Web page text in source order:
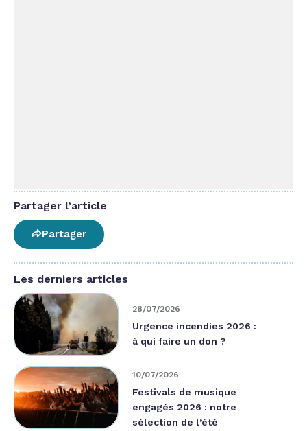
Partager l’article
Partager
Les derniers articles
28/07/2026
Urgence incendies 2026 :
à qui faire un don ?
10/07/2026
Festivals de musique
engagés 2026 : notre
sélection de l’été